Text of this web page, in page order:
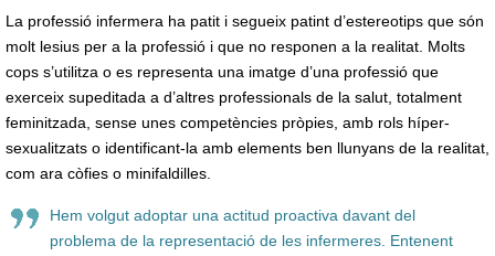
La professió infermera ha patit i segueix patint d’estereotips que són
molt lesius per a la professió i que no responen a la realitat. Molts
cops s’utilitza o es representa una imatge d’una professió que
exerceix supeditada a d’altres professionals de la salut, totalment
feminitzada, sense unes competències pròpies, amb rols híper-
sexualitzats o identificant-la amb elements ben llunyans de la realitat,
com ara còfies o minifaldilles.
Hem volgut adoptar una actitud proactiva davant del
problema de la representació de les infermeres. Entenent